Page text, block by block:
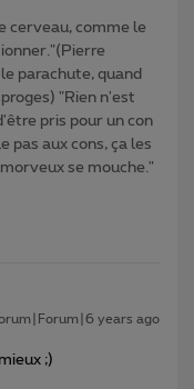
cerveau, comme le
parachute, quand
"Rien n'est
pris pour un con
pas aux cons, ça les
se mouche."
years ago
;)